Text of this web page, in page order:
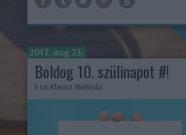
2017. aug 23.
Boldog 10. szülinapot #!
írta: Klausz.Melinda